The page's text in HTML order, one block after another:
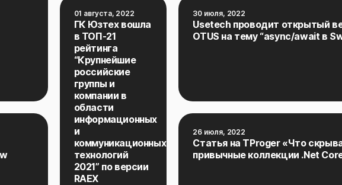
01 августа, 2022
ГК Юзтех вошла
в ТОП-21
рейтинга
“Крупнейшие
российские
группы и
компании в
области
информационных
и
коммуникационных
технологий
2021” по версии
RAEX
30 июля, 2022
Usetech проводит открытый
OTUS на тему “async/await в
26 июля, 2022
Статья на TProger «Что
привычные коллекции .Net